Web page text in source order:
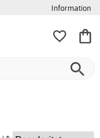
Information